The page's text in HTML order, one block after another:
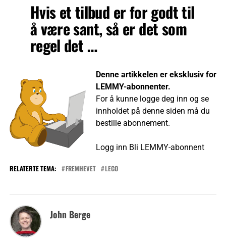
Hvis et tilbud er for godt til
å være sant, så er det som
regel det …
Denne artikkelen er eksklusiv for
LEMMY-abonnenter.
For å kunne logge deg inn og se
innholdet på denne siden må du
bestille abonnement.
Logg inn Bli LEMMY-abonnent
RELATERTE TEMA: FREMHEVET LEGO
John Berge